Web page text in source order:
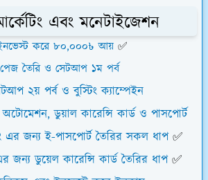
এবং মনেটাইজেশন
করে ৮০,০০০৳ আয় ✅
তৈরি ও সেটআপ ১ম পর্ব
২য় পর্ব ও বুস্টিং ক্যাম্পেইন
ডুয়াল কারেন্সি কার্ড ও পাসপোর্ট
এর জন্য ই-পাসপোর্ট তৈরির সকল ধাপ✅
জন্য ডুয়েল কারেন্সি কার্ড তৈরির ধাপ✅